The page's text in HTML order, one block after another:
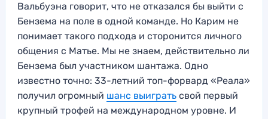
Вальбуэна говорит, что не отказался бы выйти с
Бензема на поле в одной команде. Но Карим не
понимает такого подхода и сторонится личного
общения с Матье. Мы не знаем, действительно ли
Бензема был участником шантажа. Одно
известно точно: 33-летний топ-форвард «Реала»
получил огромный шанс выиграть свой первый
крупный трофей на международном уровне. И